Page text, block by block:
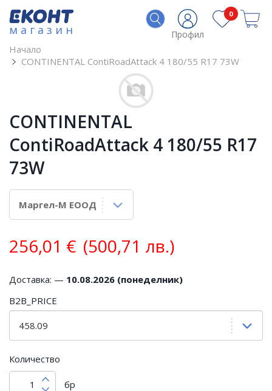
магазин Профил
0
Начало
CONTINENTAL ContiRoadAttack 4 180/55 R17 73W
CONTINENTAL
ContiRoadAttack 4 180/55 R17
73W
256,01 € (500,71 лв.)
Доставка: — 10.08.2026 (понеделник)
B2B_PRICE
Количество
бр